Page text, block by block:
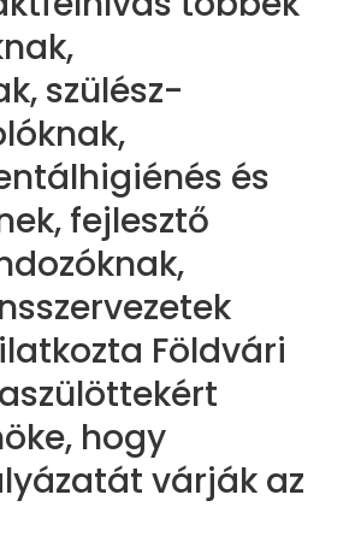
szülész-
és
fejlesztő
Földvári
hogy
várják az